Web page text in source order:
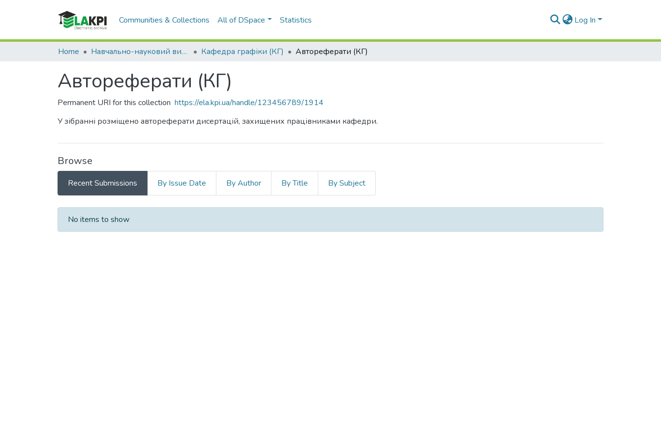
Communities & Collections All of DSpace Statistics Log In
Home Навчально-науковий видавничо-полiграфiчний інститут (НН ВПІ) Кафедра графіки (КГ) Автореферати (КГ)
Автореферати (КГ)
Permanent URI for this collection https://ela.kpi.ua/handle/123456789/1914
У зібранні розміщено автореферати дисертацій, захищених працівниками кафедри.
Browse
Recent Submissions By Issue Date By Author By Title By Subject
Recent Submissions
No items to show